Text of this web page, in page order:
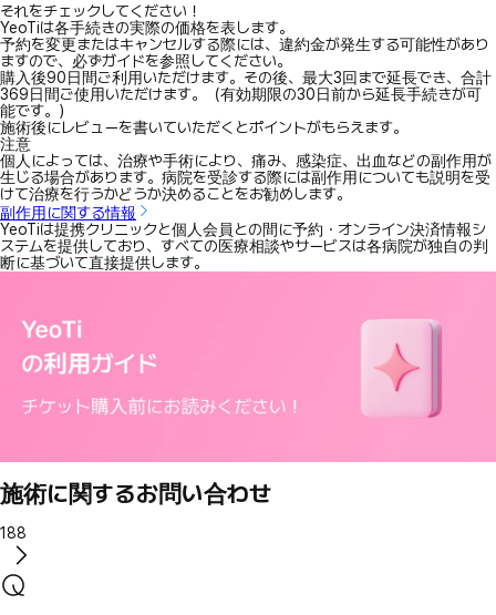
それをチェックしてください！
YeoTiは各手続きの実際の価格を表します。
予約を変更またはキャンセルする際には、違約金が発生する可能性があり
ますので、必ずガイドを参照してください。
購入後90日間ご利用いただけます。その後、最大3回まで延長でき、合計
369日間ご使用いただけます。（有効期限の30日前から延長手続きが可
能です。）
施術後にレビューを書いていただくとポイントがもらえます。
注意
個人によっては、治療や手術により、痛み、感染症、出血などの副作用が
生じる場合があります。病院を受診する際には副作用についても説明を受
けて治療を行うかどうか決めることをお勧めします。
副作用に関する情報
YeoTiは提携クリニックと個人会員との間に予約・オンライン決済情報シ
ステムを提供しており、すべての医療相談やサービスは各病院が独自の判
断に基づいて直接提供します。
施術に関するお問い合わせ
188